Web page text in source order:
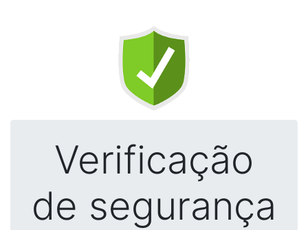
Verificação
de segurança